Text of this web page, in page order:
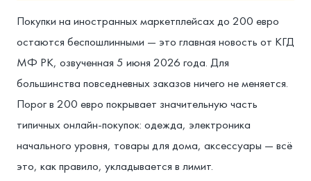
Покупки на иностранных маркетплейсах до 200 евро
остаются беспошлинными — это главная новость от КГД
МФ РК, озвученная 5 июня 2026 года. Для
большинства повседневных заказов ничего не меняется.
Порог в 200 евро покрывает значительную часть
типичных онлайн-покупок: одежда, электроника
начального уровня, товары для дома, аксессуары — всё
это, как правило, укладывается в лимит.